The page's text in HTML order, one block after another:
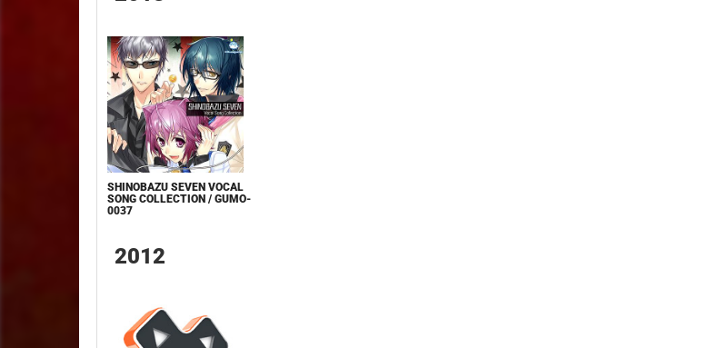
SHINOBAZU SEVEN VOCAL
SONG COLLECTION / GUMO-
0037
2012